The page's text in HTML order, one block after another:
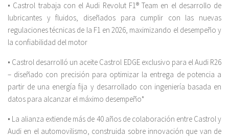
• Castrol trabaja con el Audi Revolut F1® Team en el desarrollo de
lubricantes y fluidos, diseñados para cumplir con las nuevas
regulaciones técnicas de la F1 en 2026, maximizando el desempeño y
la confiabilidad del motor
• Castrol desarrolló un aceite Castrol EDGE exclusivo para el Audi R26
– diseñado con precisión para optimizar la entrega de potencia a
partir de una energía fija y desarrollado con ingeniería basada en
datos para alcanzar el máximo desempeño*
• La alianza extiende más de 40 años de colaboración entre Castrol y
Audi en el automovilismo, construida sobre innovación que van de